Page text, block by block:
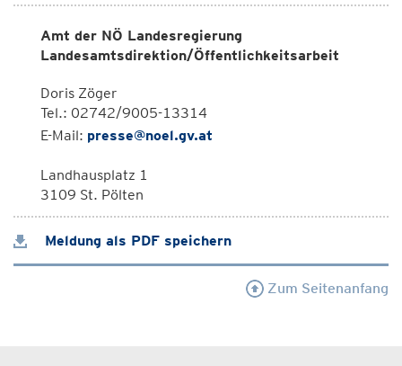
Amt der NÖ Landesregierung
Landesamtsdirektion/Öffentlichkeitsarbeit
Doris Zöger
Tel.: 02742/9005-13314
E-Mail: presse@noel.gv.at
Landhausplatz 1
3109 St. Pölten
Meldung als PDF speichern
Zum Seitenanfang